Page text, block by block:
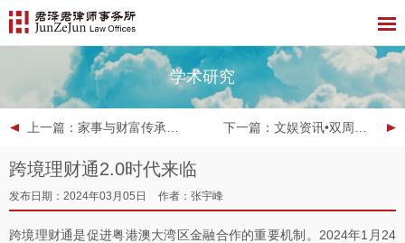
学术研究
上一篇 ：家事与财富传承－简讯 2024.3（总第19期） 下一篇 ：文娱资讯•双周报 | 2024年第4期
跨境理财通2.0时代来临
发布日期：2024年03月05日 作者：张宇峰
跨境理财通是促进粤港澳大湾区金融合作的重要机制。2024年1月24